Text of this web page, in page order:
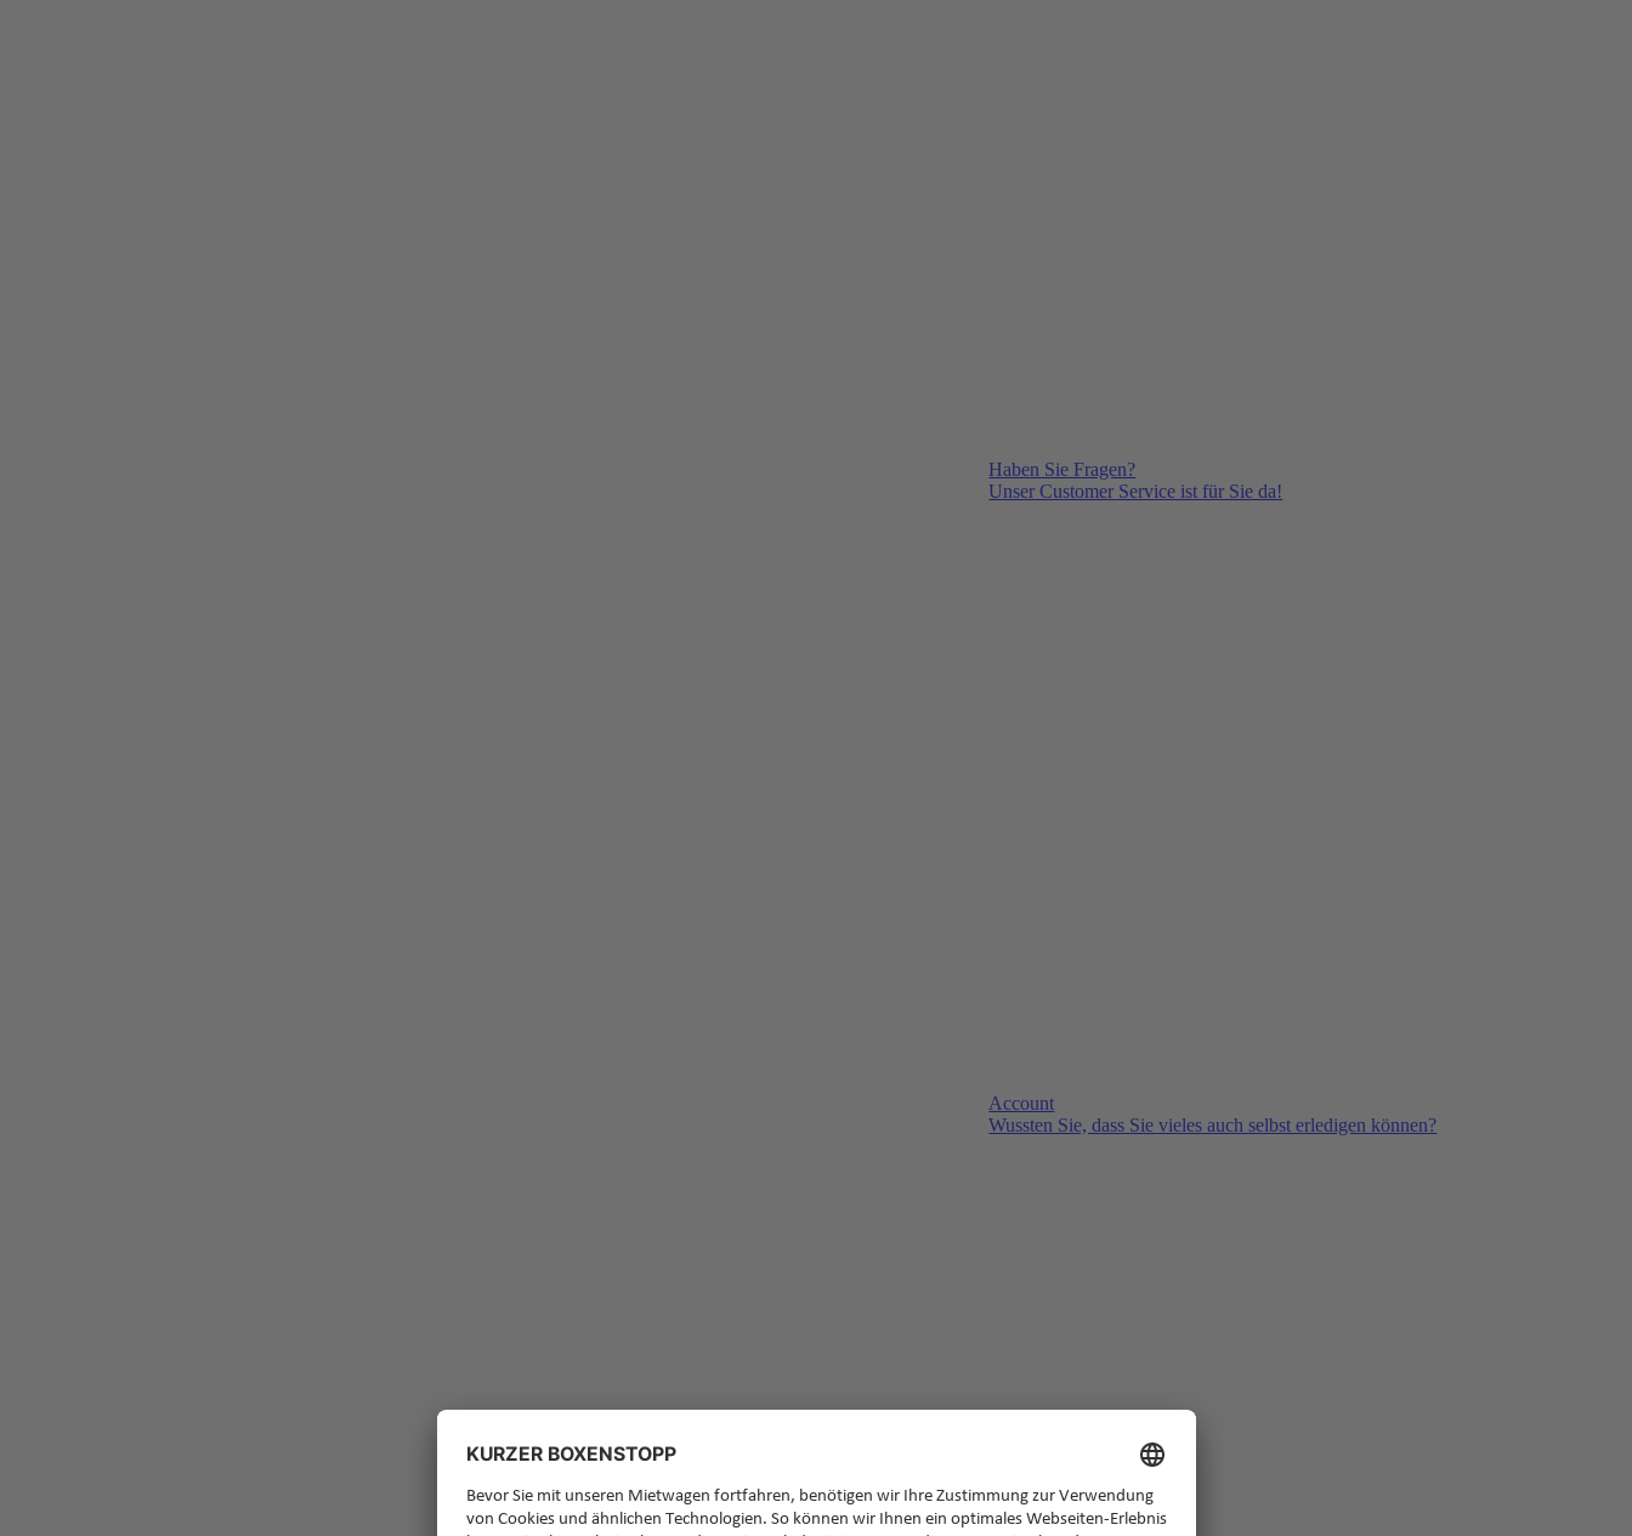
Haben Sie Fragen?
Unser Customer Service ist für Sie da!
Account
Wussten Sie, dass Sie vieles auch selbst erledigen können?